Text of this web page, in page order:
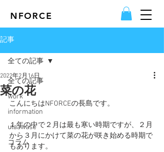
NFORCE
記事
全ての記事
work
information
utaawase
コラム
全ての記事
菜の花
2022年2月16日
こんにちはNFORCEの長島です。
１年の中で２月は最も寒い時期ですが、２月
から３月にかけて菜の花が咲き始める時期で
もあります。